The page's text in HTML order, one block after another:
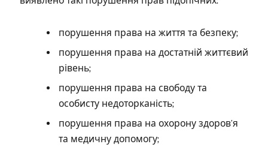
порушення права на життя та безпеку;
порушення права на достатній життєвий
рівень;
порушення права на свободу та
особисту недоторканість;
порушення права на охорону здоров’я
та медичну допомогу;